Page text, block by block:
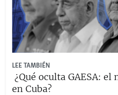
LEE TAMBIÉN
¿Qué oculta GAESA:
en Cuba?